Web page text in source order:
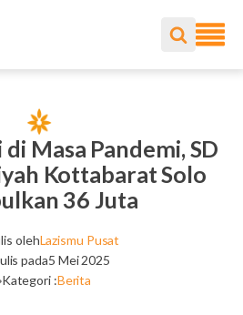
Masa Pandemi, SD
Kottabarat Solo
36 Juta
olehLazismu Pusat
pada5 Mei 2025
Kategori :Berita